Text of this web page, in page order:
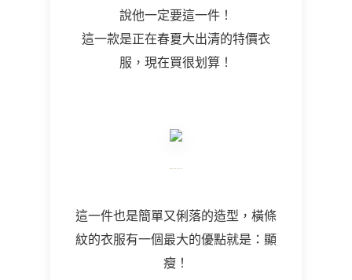
說他一定要這一件！
這一款是正在春夏大出清的特價衣
服，現在買很划算！
這一件也是簡單又俐落的造型，橫條
紋的衣服有一個最大的優點就是：顯
瘦！